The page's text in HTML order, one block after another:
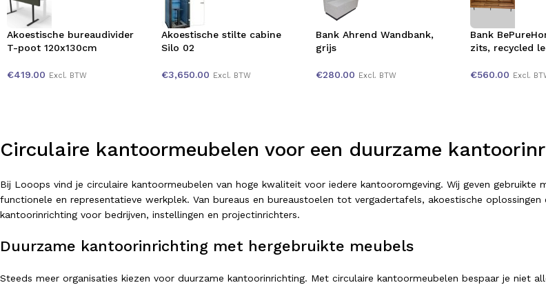
Akoestische bureaudivider
T-poot 120x130cm
€419.00 Excl. BTW
Akoestische stilte cabine
Silo 02
€3,650.00 Excl. BTW
Bank Ahrend Wandbank,
grijs
€280.00 Excl. BTW
Bank
zits, recycled
€560.00 Excl.
Circulaire kantoormeubelen voor een duurzame
Bij Looops vind je circulaire kantoormeubelen van hoge kwaliteit voor iedere kantooromgeving. Wij geven
functionele en representatieve werkplek. Van bureaus en bureaustoelen tot vergadertafels, akoestische
kantoorinrichting voor bedrijven, instellingen en projectinrichters.
Duurzame kantoorinrichting met hergebruikte meubels
Steeds meer organisaties kiezen voor duurzame kantoorinrichting. Met circulaire kantoormeubelen bespaar je niet